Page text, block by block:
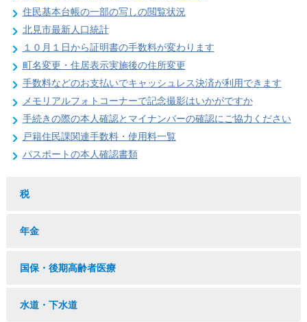
住民基本台帳の一部の写しの閲覧状況
北見市最新人口統計
１０月１日から証明書の手数料が変わります
町名変更・住居表示実施後の住所変更
手数料などのお支払いでキャッシュレス決済が利用できます
メモリアルフォトコーナーで記念撮影はいかがですか
手続きの際の本人確認とマイナンバーの確認にご協力ください
戸籍住民課関連手数料・使用料一覧
パスポートの本人確認書類
税
年金
国保・後期高齢者医療
水道・下水道